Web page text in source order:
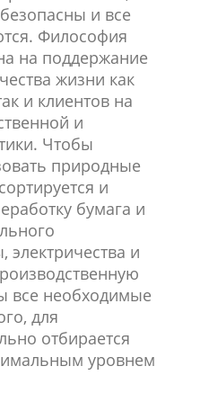
и все
Философия
на поддержание
жизни как
и клиентов на
и
Чтобы
природные
и
бумага и
электричества и
все необходимые
для
отбирается
уровнем